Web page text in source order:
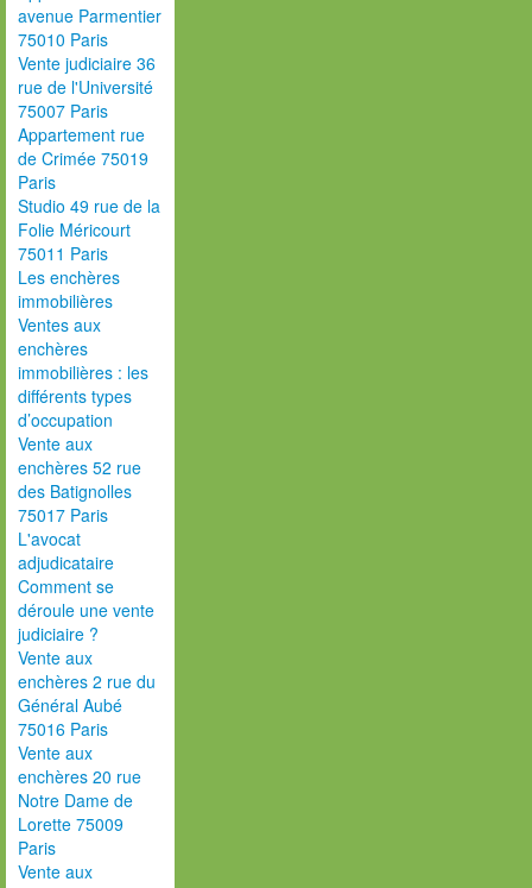
avenue Parmentier
75010 Paris
Vente judiciaire 36
rue de l'Université
75007 Paris
Appartement rue
de Crimée 75019
Paris
Studio 49 rue de la
Folie Méricourt
75011 Paris
Les enchères
immobilières
Ventes aux
enchères
immobilières : les
différents types
d’occupation
Vente aux
enchères 52 rue
des Batignolles
75017 Paris
L'avocat
adjudicataire
Comment se
déroule une vente
judiciaire ?
Vente aux
enchères 2 rue du
Général Aubé
75016 Paris
Vente aux
enchères 20 rue
Notre Dame de
Lorette 75009
Paris
Vente aux